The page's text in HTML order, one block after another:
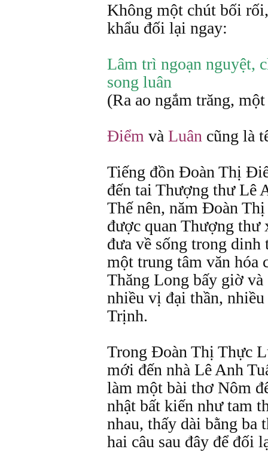
Không một chút bối
khẩu đối lại ngay:
Lâm trì ngoạn nguyệt,
song luân
(Ra ao ngắm trăng,
Điểm và Luân cũng là
Tiếng đồn Đoàn Thị
đến tai Thượng thư Lê
Thế nên, năm Đoàn
được quan Thượng thư
đưa về sống trong
một trung tâm văn hóa
Thăng Long bấy giờ
nhiều vị đại thần,
Trịnh.
Trong Đoàn Thị Thực
mới đến nhà Lê Anh
làm một bài thơ Nôm
nhật bất kiến như tam
nhau, thấy dài bằng ba
hai câu sau đây để đối